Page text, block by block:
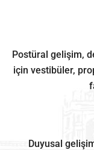
Postüral gelişim,
için vestibüler,
Duyusal